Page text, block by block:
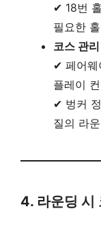
✔ 18번
필요한
코스 관
✔ 페어웨
플레이
✔ 벙커
질의 라
4. 라운딩 시